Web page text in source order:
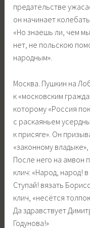
предательстве
он начинает
«Но знаешь ли, чем
нет, не польскою
народным».
Москва. Пушкин на
к «московским
которому «Россия
с раскаяньем
к присяге». Он
«законному
После него на амвон
клич: «Народ, народ!
Ступай! вязать
клич, «несётся
Да здравствует
Годунова!»